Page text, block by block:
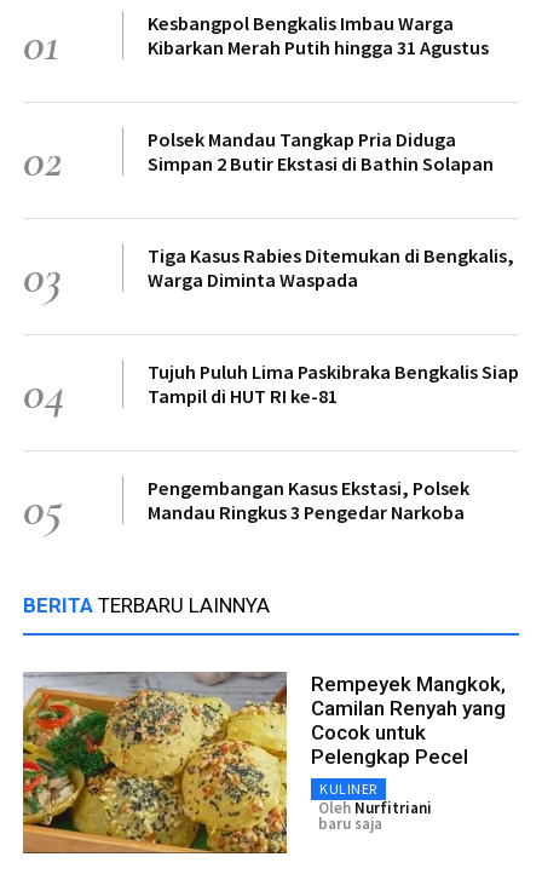
01
Kesbangpol Bengkalis Imbau Warga
Kibarkan Merah Putih hingga 31 Agustus
02
Polsek Mandau Tangkap Pria Diduga
Simpan 2 Butir Ekstasi di Bathin Solapan
03
Tiga Kasus Rabies Ditemukan di Bengkalis,
Warga Diminta Waspada
04
Tujuh Puluh Lima Paskibraka Bengkalis Siap
Tampil di HUT RI ke-81
05
Pengembangan Kasus Ekstasi, Polsek
Mandau Ringkus 3 Pengedar Narkoba
BERITA TERBARU LAINNYA
Rempeyek Mangkok,
Camilan Renyah yang
Cocok untuk
Pelengkap Pecel
KULINER
Oleh Nurfitriani
baru saja